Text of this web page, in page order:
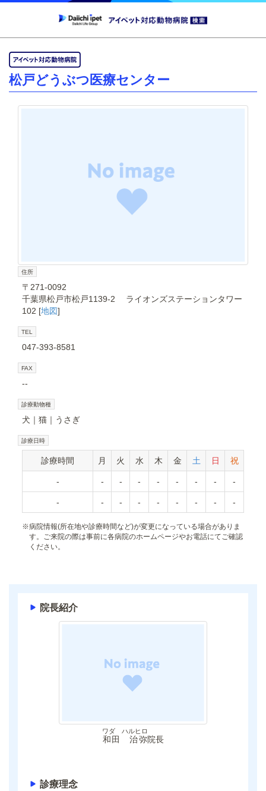
松戸どうぶつ医療センター
住所
〒271-0092
千葉県松戸市松戸1139-2 ライオンズステーションタワー
102 [地図]
TEL
047-393-8581
FAX
--
診療動物種
犬 猫 うさぎ
診療日時
診療時間 月 火 水 木 金 土 日 祝
- - - - - - - - -
- - - - - - - - -
※病院情報(所在地や診療時間など)が変更になっている場合がありま
す。ご来院の際は事前に各病院のホームページやお電話にてご確認
ください。
院長紹介
和田 治弥
ワダ ハルヒロ
院長
診療理念